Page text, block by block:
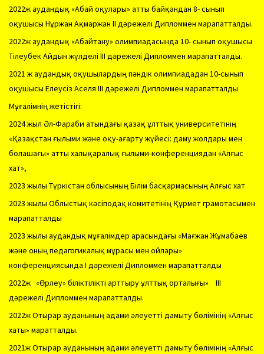
2022ж аудандық «Абай оқулары» атты байқандан 8- сынып
оқушысы Нұржан Ақмаржан ІІ дәрежелі Дипломмен марапатталды.
2022ж аудандық «Абайтану» олимпиадасында 10- сынып оқушысы
Тілеубек Айдын жүлделі ІІI дәрежелі Дипломмен марапатталды.
2021 ж аудандық оқушылардың пәндік олимпиададан 10-сынып
оқушысы Елеусіз Аселя ІІІ дәрежелі Дипломмен марапатталды
Мұғалімнің жетістігі:
2024 жыл Әл-Фараби атындағы қазақ ұлттық университетінің
«Қазақстан ғылыми және оқу-ағарту жүйесі: даму жолдары мен
болашағы» атты халықаралық ғылыми-конференциядан «Алғыс
хат»,
2023 жылы Түркістан облысының Білім басқармасының Алғыс хат
2023 жылы Облыстық кәсіподақ комитетінің Құрмет грамотасымен
марапатталды
2023 жылы аудандық мұғалімдер арасындағы «Мағжан Жұмабаев
және оның педагогикалық мұрасы мен ойлары»
конференциясында І дәрежелі Дипломмен марапатталды
2022ж «Өрлеу» біліктілікті арттыру ұлттық орталығы» ІІІ
дәрежелі Дипломмен марапатталды.
2022ж Отырар ауданының адами әлеуетті дамыту бөлімінің «Алғыс
хаты» маратталды.
2021ж Отырар ауданының адами әлеуетті дамыту бөлімінің «Алғыс